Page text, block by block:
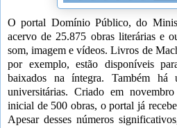
O portal Domínio Público, do
acervo de 25.875 obras literárias e
som, imagem e vídeos. Livros de
por exemplo, estão disponíveis
baixados na íntegra. Também
universitárias. Criado em
inicial de 500 obras, o portal já
Apesar desses números